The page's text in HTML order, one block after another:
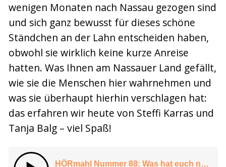
wenigen Monaten nach Nassau gezogen sind
und sich ganz bewusst für dieses schöne
Ständchen an der Lahn entscheiden haben,
obwohl sie wirklich keine kurze Anreise
hatten. Was Ihnen am Nassauer Land gefällt,
wie sie die Menschen hier wahrnehmen und
was sie überhaupt hierhin verschlagen hat:
das erfahren wir heute von Steffi Karras und
Tanja Balg – viel Spaß!